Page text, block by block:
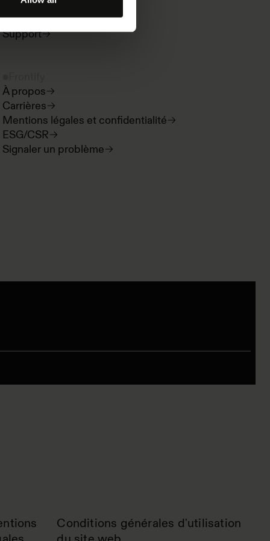
Nouveautés produit
Espace développeur
Support
À propos
Carrières
Mentions légales et confidentialité
ESG/CSR
Signaler un problème
Conditions générales d'utilisation